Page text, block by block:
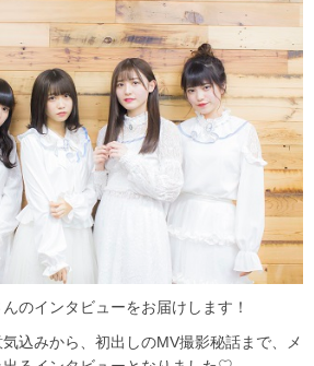
のインタビューをお届けします！
込みから、初出しのMV撮影秘話まで、メ